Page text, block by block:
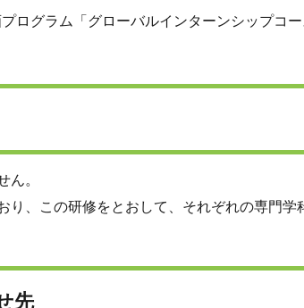
ログラム「グローバルインターンシップコ
ん。
、この研修をとおして、それぞれの専門学
先